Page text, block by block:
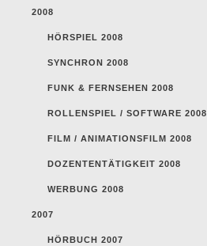
2008
HÖRSPIEL 2008
SYNCHRON 2008
FUNK & FERNSEHEN 2008
ROLLENSPIEL / SOFTWARE 2008
FILM / ANIMATIONSFILM 2008
DOZENTENTÄTIGKEIT 2008
WERBUNG 2008
2007
HÖRBUCH 2007